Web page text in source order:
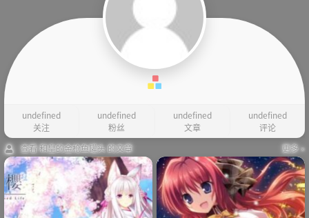
undefined
关注
undefined
粉丝
undefined
文章
undefined
评论
查看 和皇的金枪鱼罐头 的文章
更多 »